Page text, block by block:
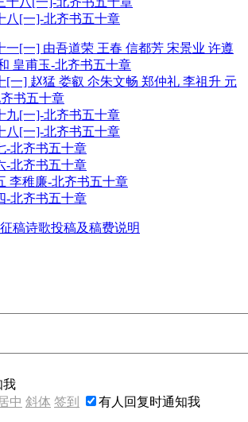
八[一]-北齐书五十章
一[一] 由吾道荣 王春 信都芳 宋景业 许遵
皇甫玉-北齐书五十章
[一] 赵猛 娄叡 尒朱文畅 郑仲礼 李祖升 元
书五十章
九[一]-北齐书五十章
八[一]-北齐书五十章
-北齐书五十章
-北齐书五十章
李稚廉-北齐书五十章
-北齐书五十章
我
中 斜体 签到 有人回复时通知我